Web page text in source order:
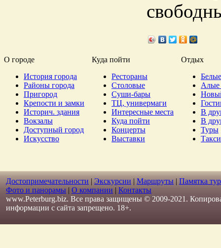
О городе Куда пойти
Отдых
История города
Районы города
Пригород
Крепости и замки
Историч. здания
Вокзалы
Доступный город
Искусство
Рестораны
Столовые
Суши-бары
ТЦ, универмаги
Интересные места
Куда пойти
Концерты
Выставки
Алые
В
В
Туры
Такси
Достопримечательности | Экскурсии | Маршруты | Памятка
Фото и панорамы | О компании | Контакты
www.Peterburg.biz. Все права защищены © 2009-2021.
информации с сайта запрещено. 18+.